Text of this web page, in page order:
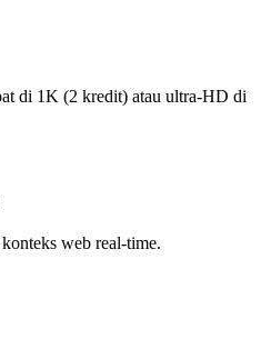
di 1K (2 kredit) atau ultra-HD di
web real-time.